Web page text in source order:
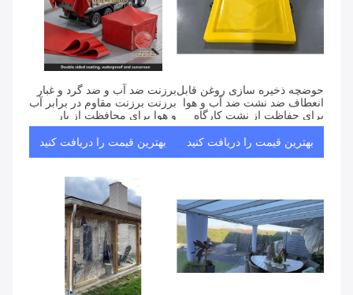
حوضچه ذخیره سازی روغن قابل
انعطاف ضد نشت ضد آب و هوا
برای حفاظت از نشت کارگاه
بهترین قیمت را دریافت کنید
برزنت ضد آب و ضد گرد و غبار
برزنت برزنت مقاوم در برابر آب
و هوا برای محافظت از بار
کامیون کمپرسی
بهترین قیمت را دریافت کنید